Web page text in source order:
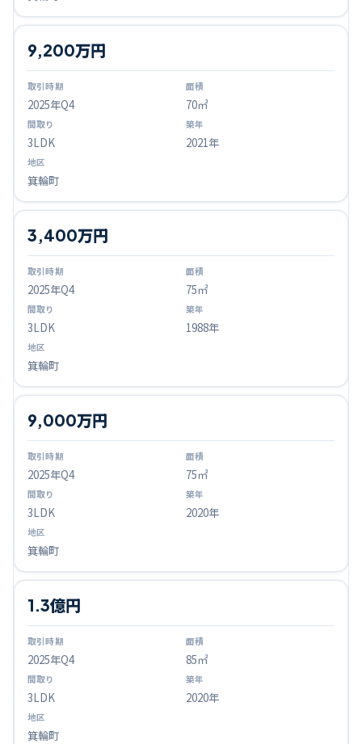
2025年Q4
9,200万円
70㎡
3LDK 2021年
箕輪町
2025年Q4
3,400万円
75㎡
3LDK 1988年
箕輪町
2025年Q4
9,000万円
75㎡
3LDK 2020年
箕輪町
2025年Q4
1.3億円
85㎡
3LDK 2020年
箕輪町